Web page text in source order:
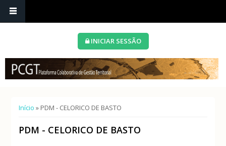
INICIAR SESSÃO
Está aqui
Início » PDM - CELORICO DE BASTO
PDM - CELORICO DE BASTO